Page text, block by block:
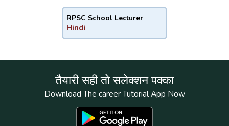
RPSC School Lecturer
Hindi
तैयारी सही तो सलेक्शन पक्का
Download The career Tutorial App Now